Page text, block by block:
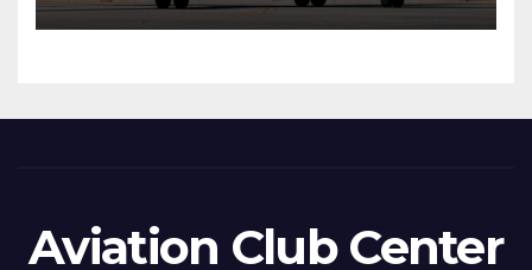
Aviation Club Center